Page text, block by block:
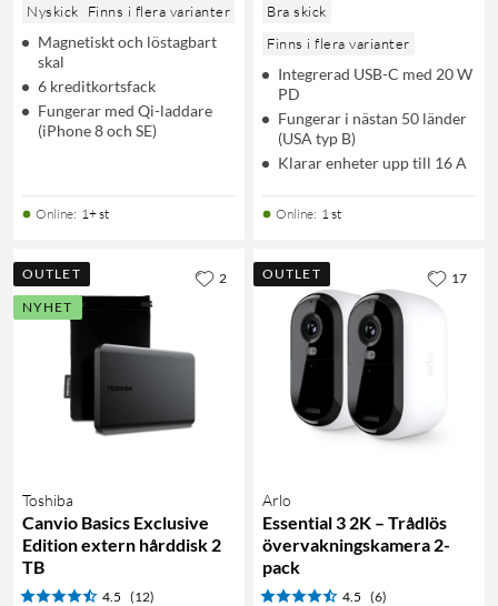
Nyskick Finns i flera varianter
Magnetiskt och löstagbart
skal
6 kreditkortsfack
Fungerar med Qi-laddare
(iPhone 8 och SE)
Online: 1+ st
Bra skick
Finns i flera varianter
Integrerad USB-C med 20 W
PD
Fungerar i nästan 50 länder
(USA typ B)
Klarar enheter upp till 16 A
Online: 1 st
OUTLET
NYHET
Toshiba
Canvio Basics Exclusive
Edition extern hårddisk 2
TB
4.5 (12)
2 OUTLET
Arlo
Essential 3 2K – Trådlös
övervakningskamera 2-
pack
4.5 (6)
17